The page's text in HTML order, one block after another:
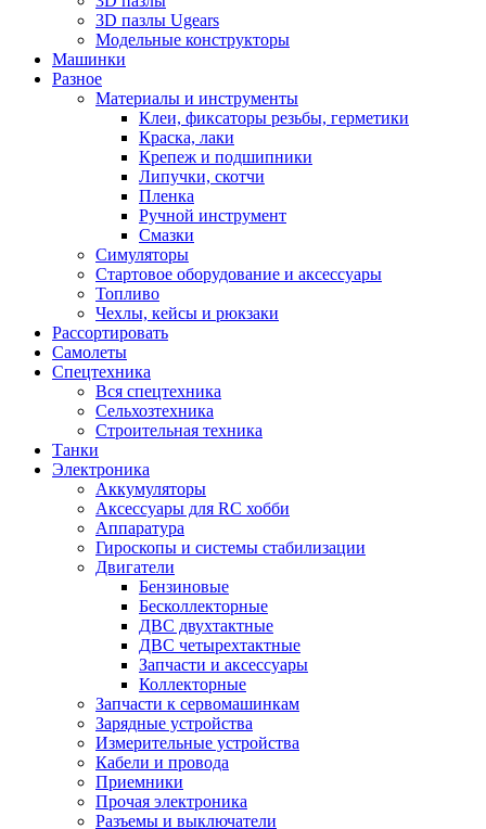
3D пазлы Ugears
Модельные конструкторы
Машинки
Разное
Материалы и инструменты
Клеи, фиксаторы резьбы, герметики
Краска, лаки
Крепеж и подшипники
Липучки, скотчи
Пленка
Ручной инструмент
Смазки
Симуляторы
Стартовое оборудование и аксессуары
Топливо
Чехлы, кейсы и рюкзаки
Рассортировать
Самолеты
Спецтехника
Вся спецтехника
Сельхозтехника
Строительная техника
Танки
Электроника
Аккумуляторы
Аксессуары для RC хобби
Аппаратура
Гироскопы и системы стабилизации
Двигатели
Бензиновые
Бесколлекторные
ДВС двухтактные
ДВС четырехтактные
Запчасти и аксессуары
Коллекторные
Запчасти к сервомашинкам
Зарядные устройства
Измерительные устройства
Кабели и провода
Приемники
Прочая электроника
Разъемы и выключатели